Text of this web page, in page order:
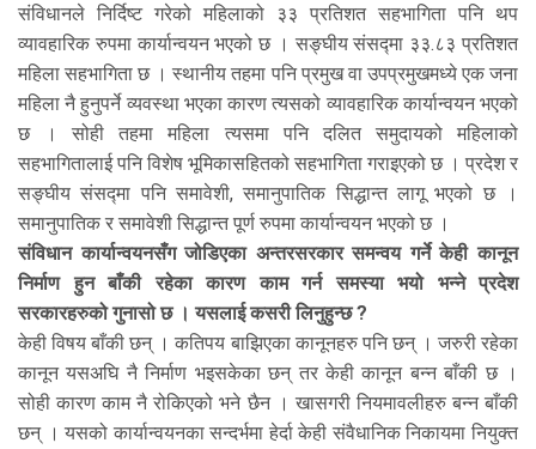
संविधानले निर्दिष्ट गरेको महिलाको ३३ प्रतिशत सहभागिता पनि थप
व्यावहारिक रुपमा कार्यान्वयन भएको छ । सङ्घीय संसद्मा ३३.८३ प्रतिशत
महिला सहभागिता छ । स्थानीय तहमा पनि प्रमुख वा उपप्रमुखमध्ये एक जना
महिला नै हुनुपर्ने व्यवस्था भएका कारण त्यसको व्यावहारिक कार्यान्वयन भएको
छ । सोही तहमा महिला त्यसमा पनि दलित समुदायको महिलाको
सहभागितालाई पनि विशेष भूमिकासहितको सहभागिता गराइएको छ । प्रदेश र
सङ्घीय संसद्मा पनि समावेशी, समानुपातिक सिद्धान्त लागू भएको छ ।
समानुपातिक र समावेशी सिद्धान्त पूर्ण रुपमा कार्यान्वयन भएको छ ।
संविधान कार्यान्वयनसँग जोडिएका अन्तरसरकार समन्वय गर्ने केही कानून
निर्माण हुन बाँकी रहेका कारण काम गर्न समस्या भयो भन्ने प्रदेश
सरकारहरुको गुनासो छ । यसलाई कसरी लिनुहुन्छ ?
केही विषय बाँकी छन् । कतिपय बाझिएका कानूनहरु पनि छन् । जरुरी रहेका
कानून यसअघि नै निर्माण भइसकेका छन् तर केही कानून बन्न बाँकी छ ।
सोही कारण काम नै रोकिएको भने छैन । खासगरी नियमावलीहरु बन्न बाँकी
छन् । यसको कार्यान्वयनका सन्दर्भमा हेर्दा केही संवैधानिक निकायमा नियुक्त